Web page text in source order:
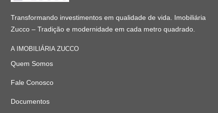
Transformando investimentos em qualidade de vida. Imobiliária
Zucco – Tradição e modernidade em cada metro quadrado.
A IMOBILIÁRIA ZUCCO
Quem Somos
Fale Conosco
Documentos